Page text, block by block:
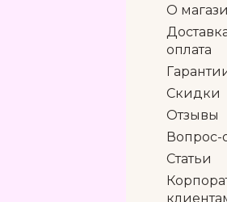
О
оплата
Скидки
Отзывы
Вопрос-
Статьи